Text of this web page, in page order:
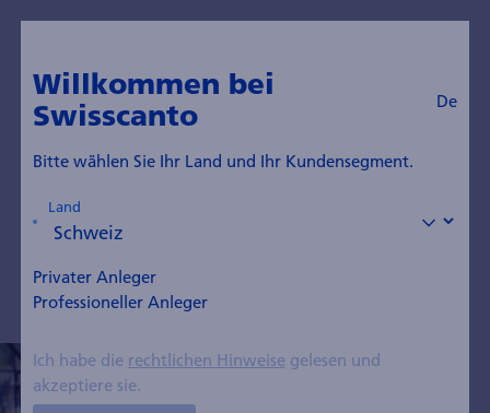
Christopher Radler
Manager
Willkommen bei
Swisscanto
De
Bitte wählen Sie Ihr Land und Ihr Kundensegment.
Land
Privater Anleger
Professioneller Anleger
Ich habe die rechtlichen Hinweisegelesen und
akzeptiere sie.